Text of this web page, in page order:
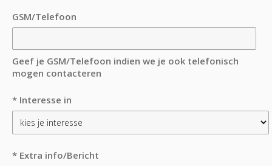
GSM/Telefoon
Geef je GSM/Telefoon indien we je ook telefonisch
mogen contacteren
* Interesse in
* Extra info/Bericht